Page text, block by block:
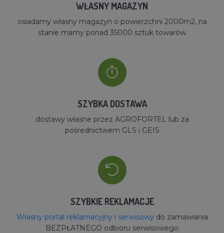
WŁASNY MAGAZYN
osiadamy własny magazyn o powierzchni 2000m2, na
stanie mamy ponad 35000 sztuk towarów
SZYBKA DOSTAWA
dostawy własne przez AGROFORTEL lub za
pośrednictwem GLS i GEIS
SZYBKIE REKLAMACJE
Własny portal reklamacyjny i serwisowydo zamawiania
BEZPŁATNEGO odbioru serwisowego